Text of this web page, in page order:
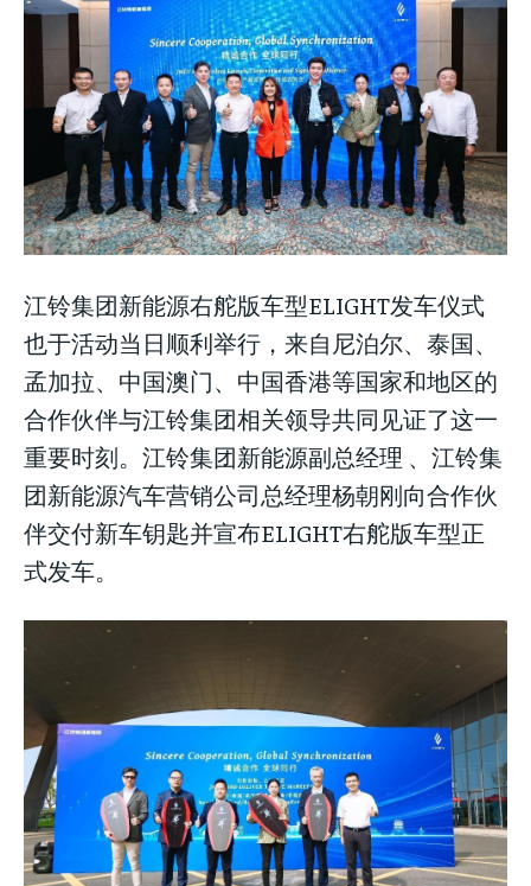
江铃集团新能源右舵版车型ELIGHT发车仪式
也于活动当日顺利举行，来自尼泊尔、泰国、
孟加拉、中国澳门、中国香港等国家和地区的
合作伙伴与江铃集团相关领导共同见证了这一
重要时刻。江铃集团新能源副总经理 、江铃集
团新能源汽车营销公司总经理杨朝刚向合作伙
伴交付新车钥匙并宣布ELIGHT右舵版车型正
式发车。